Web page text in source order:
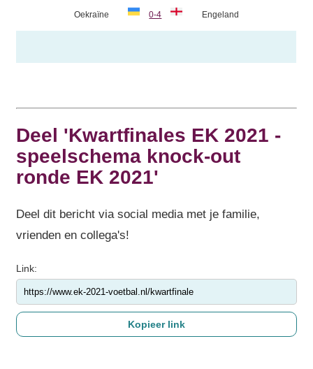
Oekraïne 0-4 Engeland
Deel 'Kwartfinales EK 2021 -
speelschema knock-out
ronde EK 2021'
Deel dit bericht via social media met je familie,
vrienden en collega's!
Link: